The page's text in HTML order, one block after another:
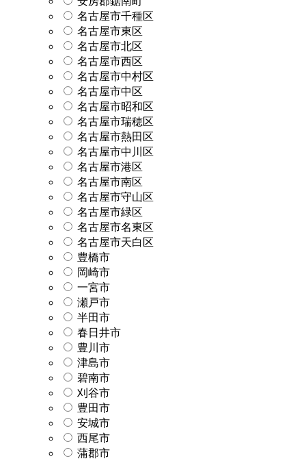
名古屋市千種区
名古屋市東区
名古屋市北区
名古屋市西区
名古屋市中村区
名古屋市中区
名古屋市昭和区
名古屋市瑞穂区
名古屋市熱田区
名古屋市中川区
名古屋市港区
名古屋市南区
名古屋市守山区
名古屋市緑区
名古屋市名東区
名古屋市天白区
豊橋市
岡崎市
一宮市
瀬戸市
半田市
春日井市
豊川市
津島市
碧南市
刈谷市
豊田市
安城市
西尾市
蒲郡市